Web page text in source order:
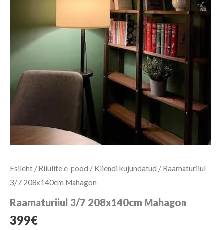
Esileht / Riiulite e-pood / Kliendi kujundatud / Raamaturiiul
3/7 208x140cm Mahagon
Raamaturiiul 3/7 208x140cm Mahagon
399€